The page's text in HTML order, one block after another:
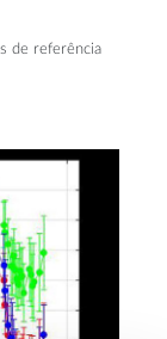
de referência